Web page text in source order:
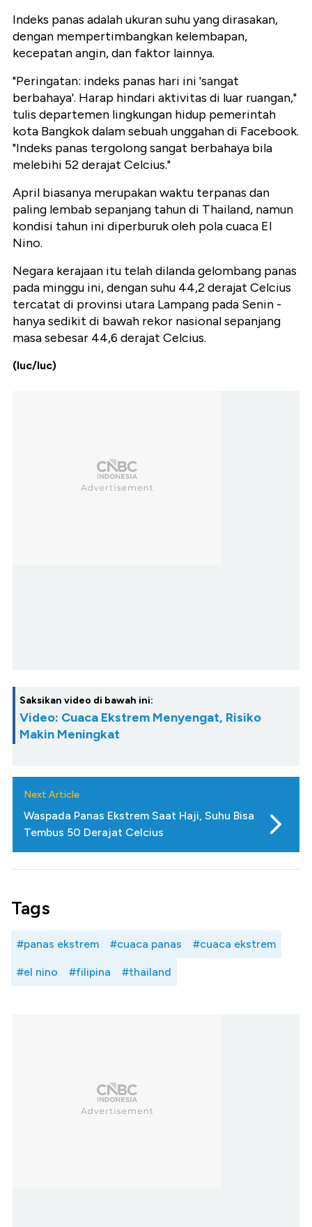
Indeks panas adalah ukuran suhu yang dirasakan,
dengan mempertimbangkan kelembapan,
kecepatan angin, dan faktor lainnya.
"Peringatan: indeks panas hari ini 'sangat
berbahaya'. Harap hindari aktivitas di luar ruangan,"
tulis departemen lingkungan hidup pemerintah
kota Bangkok dalam sebuah unggahan di Facebook.
"Indeks panas tergolong sangat berbahaya bila
melebihi 52 derajat Celcius."
April biasanya merupakan waktu terpanas dan
paling lembab sepanjang tahun di Thailand, namun
kondisi tahun ini diperburuk oleh pola cuaca El
Nino.
Negara kerajaan itu telah dilanda gelombang panas
pada minggu ini, dengan suhu 44,2 derajat Celcius
tercatat di provinsi utara Lampang pada Senin -
hanya sedikit di bawah rekor nasional sepanjang
masa sebesar 44,6 derajat Celcius.
(luc/luc)
Saksikan video di bawah ini:
Video: Cuaca Ekstrem Menyengat, Risiko
Makin Meningkat
Next Article
Waspada Panas Ekstrem Saat Haji, Suhu Bisa
Tembus 50 Derajat Celcius
Tags
#panas ekstrem #cuaca panas #cuaca ekstrem
#el nino #filipina #thailand